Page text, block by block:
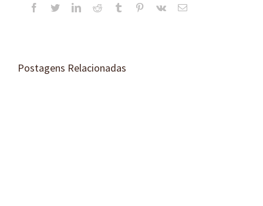
Facebook
TwitterLinkedInReddit Tumblr Pinterest
Vk
E-
Postagens Relacionadas